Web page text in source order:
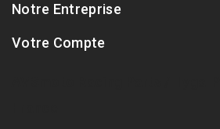
Notre Entreprise
Votre Compte